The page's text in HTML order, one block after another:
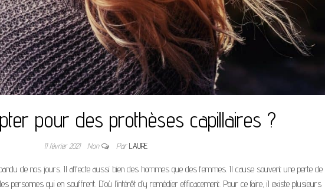
pour des prothèses capillaires ?
11 février 2021 Non ParLAURE
de nos jours. Il affecte aussi bien des hommes que des femmes. Il cause souvent une perte de
personnes qui en souffrent. D’où l’intérêt d’y remédier efficacement. Pour ce faire, il existe plusieurs